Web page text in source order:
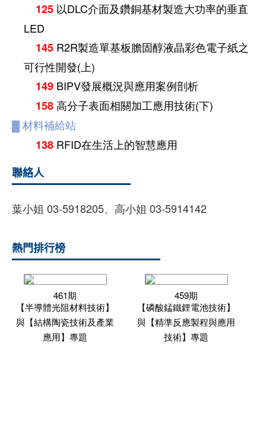
125 以DLC介面及鑽銅基材製造大功率的垂直
LED
145 R2R製造單基板膽固醇液晶彩色電子紙之
可行性開發(上)
149 BIPV發展概況與應用案例剖析
158高分子表面相關加工應用技術(下)
▓材料補給站
138 RFID在生活上的智慧應用
聯絡人
葉小姐 03-5918205、高小姐 03-5914142
熱門排行榜
461期
【半導體光阻材料技術】
與【結構陶瓷技術及產業
應用】專題
459期
【磷酸錳鐵鋰電池技術】
與【精準反應製程與應用
技術】專題